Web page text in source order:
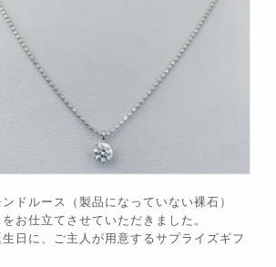
ドルース（製品になっていない裸石）
お仕立てさせていただきました。
日に、ご主人が用意するサプライズギフ